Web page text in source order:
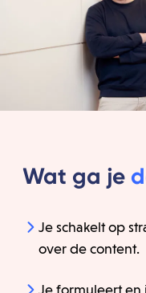
Wat ga je
Je schakelt op
over de content.
Je formuleert